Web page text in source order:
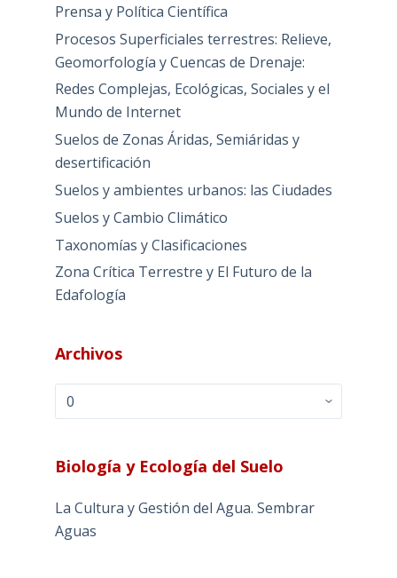
Prensa y Política Científica
Procesos Superficiales terrestres: Relieve,
Geomorfología y Cuencas de Drenaje:
Redes Complejas, Ecológicas, Sociales y el
Mundo de Internet
Suelos de Zonas Áridas, Semiáridas y
desertificación
Suelos y ambientes urbanos: las Ciudades
Suelos y Cambio Climático
Taxonomías y Clasificaciones
Zona Crítica Terrestre y El Futuro de la
Edafología
Archivos
Archivos
Biología y Ecología del Suelo
La Cultura y Gestión del Agua. Sembrar
Aguas